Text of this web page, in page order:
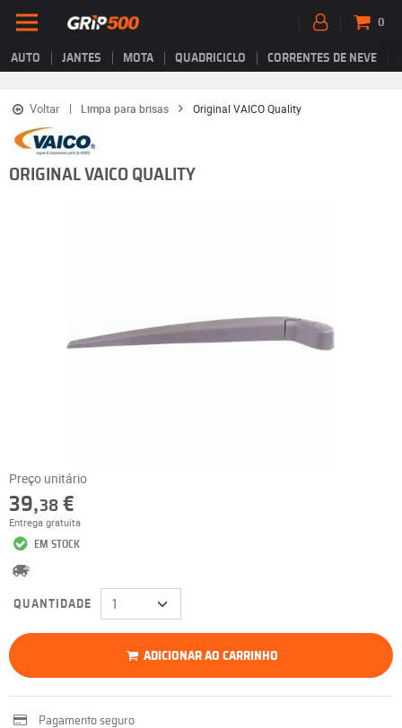
AUTO JANTES MOTA QUADRICICLO CORRENTES DE NEVE
0
Voltar Limpa para brisas Original VAICO Quality
ORIGINAL VAICO QUALITY
Preço unitário
39,38 €
Entrega gratuita
EM STOCK
QUANTIDADE
ADICIONAR AO CARRINHO
Pagamento seguro